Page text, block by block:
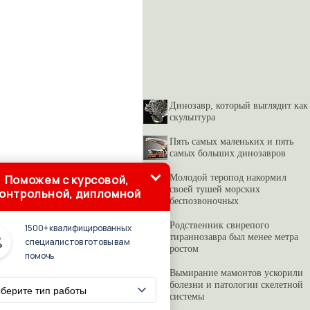
Динозавр, который выглядит как
скульптура
Пять самых маленьких и пять
самых больших динозавров
Молодой теропод накормил
своей тушей морских
беспозвоночных
Родственник свирепого
тираннозавра был менее метра
ростом
Вымирание мамонтов ускорили
болезни и патологии скелетной
системы
Поможем с курсовой,
дипломной
1500+ квалифицированных
специалистов готовы вам
помочь